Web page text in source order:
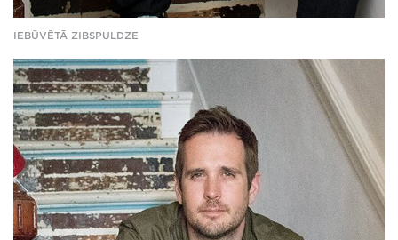
IEBŪVĒTĀ ZIBSPULDZE
Pamanāma
atšķirība_03